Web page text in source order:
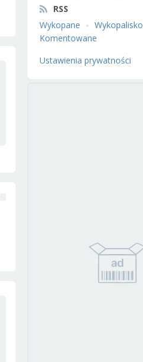
RSS
Wykopane
Wykopalisko
Komentowane
Ustawienia prywatności